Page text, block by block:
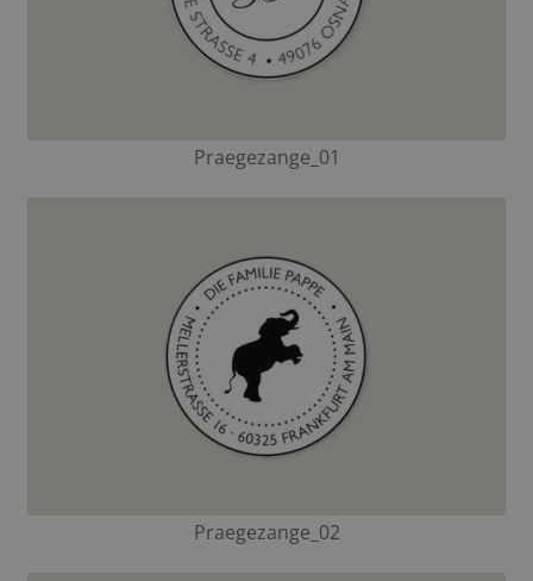
Praegezange_01
Praegezange_02